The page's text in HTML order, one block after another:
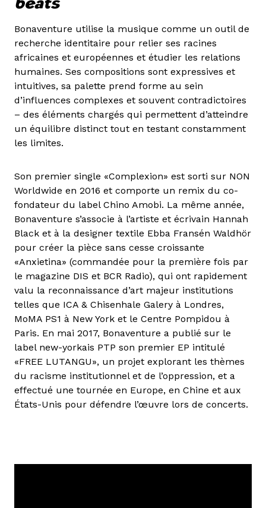
Bonaventure utilise la musique comme un outil de
recherche identitaire pour relier ses racines
africaines et européennes et étudier les relations
humaines. Ses compositions sont expressives et
intuitives, sa palette prend forme au sein
d’influences complexes et souvent contradictoires
– des éléments chargés qui permettent d’atteindre
un équilibre distinct tout en testant constamment
les limites.
Son premier single «Complexion» est sorti sur NON
Worldwide en 2016 et comporte un remix du co-
fondateur du label Chino Amobi. La même année,
Bonaventure s’associe à l’artiste et écrivain Hannah
Black et à la designer textile Ebba Fransén Waldhör
pour créer la pièce sans cesse croissante
«Anxietina» (commandée pour la première fois par
le magazine DIS et BCR Radio), qui ont rapidement
valu la reconnaissance d’art majeur institutions
telles que ICA & Chisenhale Galery à Londres,
MoMA PS1 à New York et le Centre Pompidou à
Paris. En mai 2017, Bonaventure a publié sur le
label new-yorkais PTP son premier EP intitulé
«FREE LUTANGU», un projet explorant les thèmes
du racisme institutionnel et de l’oppression, et a
effectué une tournée en Europe, en Chine et aux
États-Unis pour défendre l’œuvre lors de concerts.